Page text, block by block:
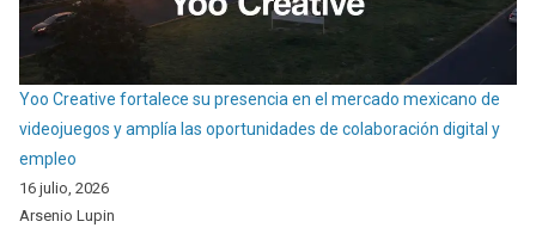
Yoo Creative fortalece su presencia en el mercado mexicano de
videojuegos y amplía las oportunidades de colaboración digital y
empleo
16 julio, 2026
Arsenio Lupin